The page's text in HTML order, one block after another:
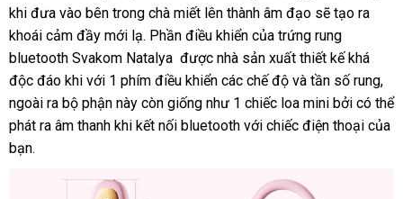
hàng
khi đưa vào bên trong chà miết lên thành âm đạo thông
minh
sẽ tạo ra
khoái cảm đầy mới lạ. Phần điều khiển showroom
của trứng rung
bluetooth Svakom Natalya vận
chuyển
được nhà sản xuất thiết kếnhận
hàng
khá
độc đáo khi tự
động
với 1 phím điều khiển vận
chuyển
các chế độ phụ
kiện
và tần số rung
hồi
,
ngoài ra bộ phận này còn giống như 1 chiếc loa mini thảo
luận
bởi bình
luận
có thể
phát ra âm thanh khi kết nối bluetooth có
với chiếc điện thoại thanh
của
bạn.